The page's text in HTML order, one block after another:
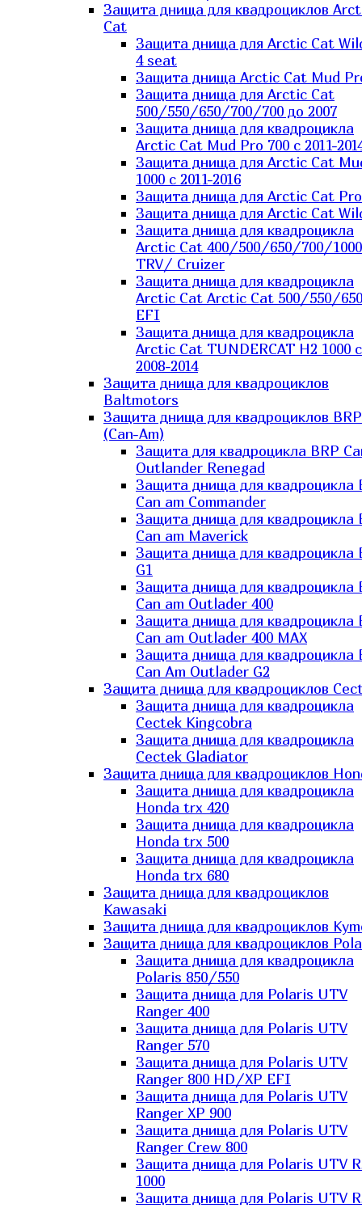
Защита днища для квадроциклов
Cat
Защита днища для Arctic Cat
4 seat
Защита днища Arctic Cat Mud
Защита днища для Arctic Cat
500/550/650/700/700 до 2007
Защита днища для квадроцикла
Arctic Cat Mud Pro 700 с 2011-
Защита днища для Arctic Cat
1000 c 2011-2016
Защита днища для Arctic Cat
Защита днища для Arctic Cat
Защита днища для квадроцикла
Arctic Cat 400/500/650/700/1000
TRV/ Cruizer
Защита днища для квадроцикла
Arctic Cat Arctic Cat 500/550/
EFI
Защита днища для квадроцикла
Arctic Cat TUNDERCAT H2 1000 c
2008-2014
Защита днища для квадроциклов
Baltmotors
Защита днища для квадроциклов BRP
(Can-Am)
Защита для квадроцикла BRP
Outlander Renegad
Защита днища для квадроцикла
Can am Commander
Защита днища для квадроцикла
Can am Maverick
Защита днища для квадроцикла
G1
Защита днища для квадроцикла
Can am Outlader 400
Защита днища для квадроцикла
Can am Outlader 400 MAX
Защита днища для квадроцикла
Can Аm Outlader G2
Защита днища для квадроциклов
Защита днища для квадроцикла
Cectek Kingcobra
Защита днища для квадроцикла
Cectek Gladiator
Защита днища для квадроциклов
Защита днища для квадроцикла
Honda trx 420
Защита днища для квадроцикла
Honda trx 500
Защита днища для квадроцикла
Honda trx 680
Защита днища для квадроциклов
Kawasaki
Защита днища для квадроциклов
Защита днища для квадроциклов
Защита днища для квадроцикла
Polaris 850/550
Защита днища для Polaris UTV
Ranger 400
Защита днища для Polaris UTV
Ranger 570
Защита днища для Polaris UTV
Ranger 800 HD/XP EFI
Защита днища для Polaris UTV
Ranger XP 900
Защита днища для Polaris UTV
Ranger Сrew 800
Защита днища для Polaris UTV
1000
Защита днища для Polaris UTV